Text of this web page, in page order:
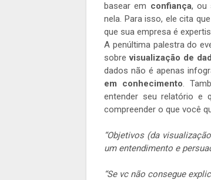
basear em confiança, ou
nela. Para isso, ele cita
que sua empresa é
A penúltima palestra do
sobrevisualização de
dados não é apenas
em conhecimento.
entender seu relatório e
compreender o que você
“Objetivos (da
um entendimento e
“Se vc não consegue